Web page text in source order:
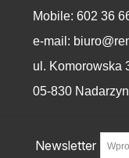
Mobile:602 36
e-mail:
ul. Komorowska
05-830 Nadarzyn
Newsletter